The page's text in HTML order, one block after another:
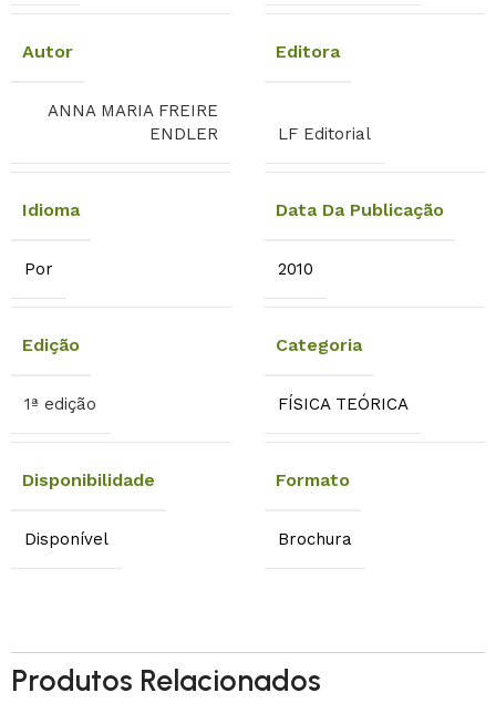
Autor
ANNA MARIA FREIRE
ENDLER
Editora
LF Editorial
Idioma
Por
Data Da Publicação
2010
Edição
1ª edição
Categoria
FÍSICA TEÓRICA
Disponibilidade
Disponível
Formato
Brochura
Produtos Relacionados